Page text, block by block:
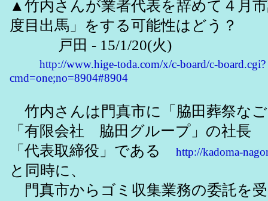
▲竹内さんが業者代表を辞めて４月
度目出馬」をする可能性はどう？
戸田 - 15/1/20(火)
http://www.hige-toda.com/x/c-board/c-board.cgi?
cmd=one;no=8904#8904
竹内さんは門真市に「脇田葬祭な
「有限会社 脇田グループ」の社長
「代表取締役」である
http://kadoma-
と同時に、
門真市からゴミ収集業務の委託を